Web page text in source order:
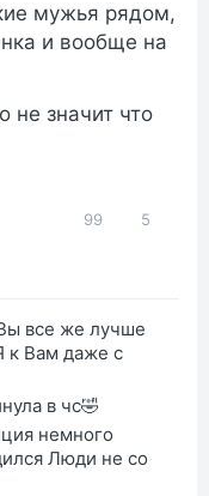
мужья рядом,
и вообще на
не значит что
99 5
все же лучше
к Вам даже с
в чс🤣
немного
Люди не со